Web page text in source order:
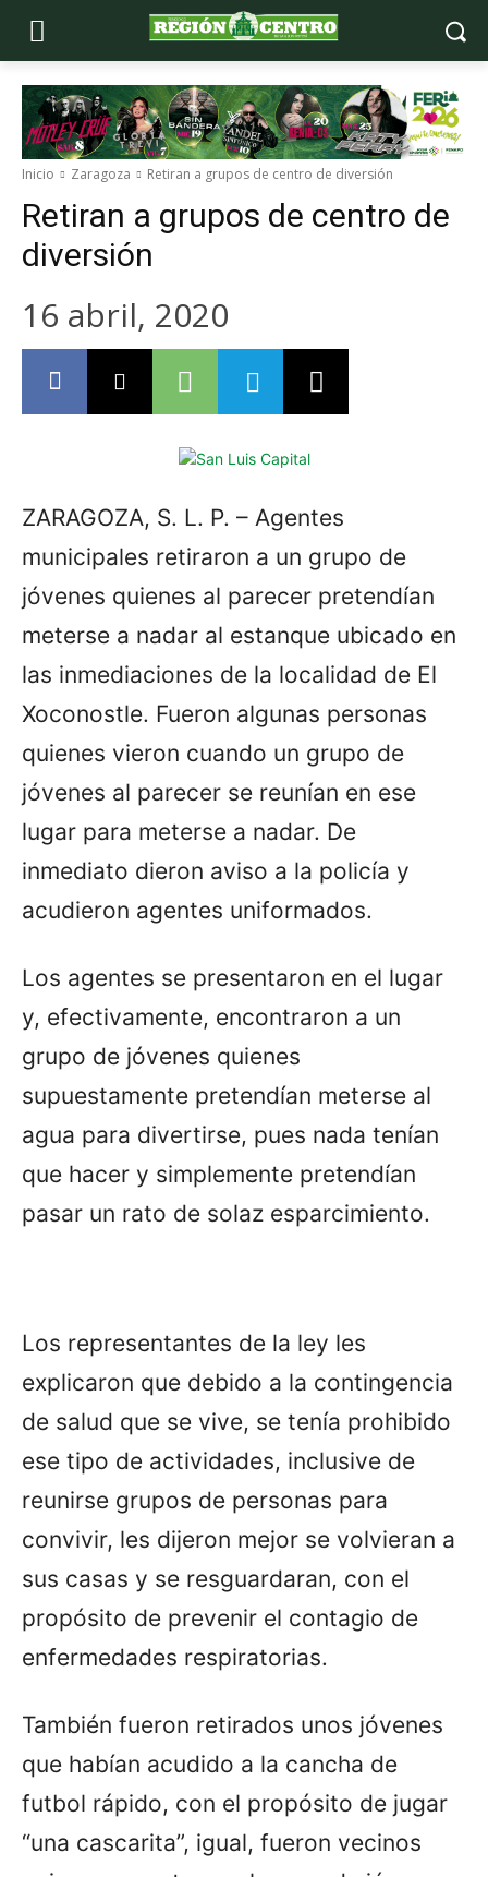
Inicio Zaragoza Retiran a grupos de centro de diversión
Retiran a grupos de centro de
diversión
16 abril, 2020
ZARAGOZA, S. L. P. – Agentes
municipales retiraron a un grupo de
jóvenes quienes al parecer pretendían
meterse a nadar al estanque ubicado en
las inmediaciones de la localidad de El
Xoconostle. Fueron algunas personas
quienes vieron cuando un grupo de
jóvenes al parecer se reunían en ese
lugar para meterse a nadar. De
inmediato dieron aviso a la policía y
acudieron agentes uniformados.
Los agentes se presentaron en el lugar
y, efectivamente, encontraron a un
grupo de jóvenes quienes
supuestamente pretendían meterse al
agua para divertirse, pues nada tenían
que hacer y simplemente pretendían
pasar un rato de solaz esparcimiento.
Los representantes de la ley les
explicaron que debido a la contingencia
de salud que se vive, se tenía prohibido
ese tipo de actividades, inclusive de
reunirse grupos de personas para
convivir, les dijeron mejor se volvieran a
sus casas y se resguardaran, con el
propósito de prevenir el contagio de
enfermedades respiratorias.
También fueron retirados unos jóvenes
que habían acudido a la cancha de
futbol rápido, con el propósito de jugar
“una cascarita”, igual, fueron vecinos